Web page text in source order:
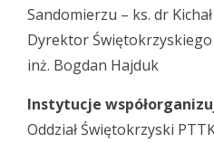
Sandomierzu – ks. dr
Dyrektor
inż. Bogdan Hajduk
Instytucje
Oddział Świętokrzyski